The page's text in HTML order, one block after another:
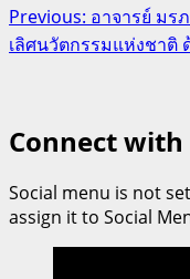
Post
navigation
Previous: อาจารย์ มร
เลิศนวัตกรรมแห่งชาติ
Connect with
Social menu is not
assign it to Social